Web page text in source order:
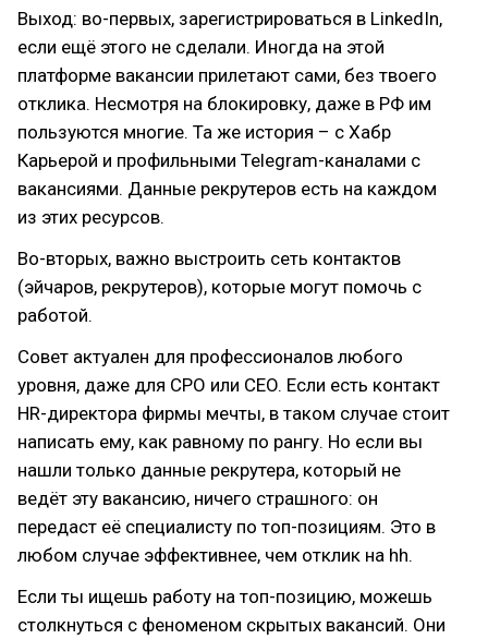
Выход: во-первых, зарегистрироваться в LinkedIn,
если ещё этого не сделали. Иногда на этой
платформе вакансии прилетают сами, без твоего
отклика. Несмотря на блокировку, даже в РФ им
пользуются многие. Та же история – с Хабр
Карьерой и профильными Telegram-каналами с
вакансиями. Данные рекрутеров есть на каждом
из этих ресурсов.
Во-вторых, важно выстроить сеть контактов
(эйчаров, рекрутеров), которые могут помочь с
работой.
Совет актуален для профессионалов любого
уровня, даже для CPO или CEO. Если есть контакт
HR-директора фирмы мечты, в таком случае стоит
написать ему, как равному по рангу. Но если вы
нашли только данные рекрутера, который не
ведёт эту вакансию, ничего страшного: он
передаст её специалисту по топ-позициям. Это в
любом случае эффективнее, чем отклик на hh.
Если ты ищешь работу на топ-позицию, можешь
столкнуться с феноменом скрытых вакансий. Они